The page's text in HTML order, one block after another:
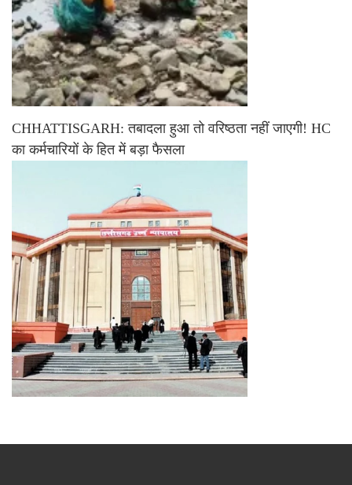
CHHATTISGARH: तबादला हुआ तो वरिष्ठता नहीं जाएगी! HC
का कर्मचारियों के हित में बड़ा फैसला